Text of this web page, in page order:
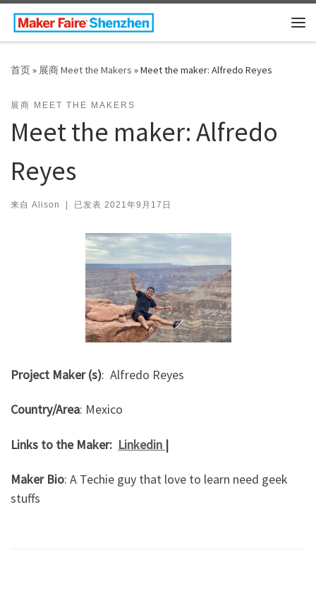
Skip to content
首页» 展商 Meet the Makers »Meet the maker: Alfredo Reyes
展商 MEET THE MAKERS
Meet the maker: Alfredo
Reyes
来自 Alison | 已发表 2021年9月17日
Project Maker (s): Alfredo Reyes
Country/Area: Mexico
Links to the Maker: Linkedin |
Maker Bio: A Techie guy that love to learn need geek
stuffs